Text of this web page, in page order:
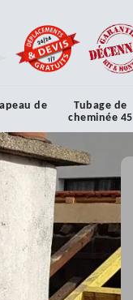
de
Tubage de
cheminée 45